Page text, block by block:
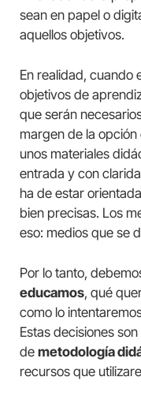
sean en papel o
aquellos objetivos.
En realidad, cuando
objetivos de
que serán
margen de la
unos materiales
entrada y con
ha de estar
bien precisas. Los
eso: medios que se
Por lo tanto,
educamos, qué
como lo
Estas decisiones
de metodología
recursos que